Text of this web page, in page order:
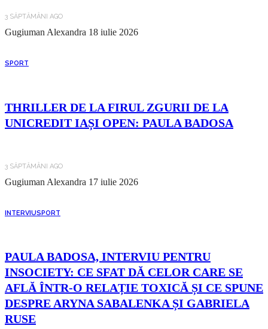
3 SĂPTĂMÂNI AGO
Gugiuman Alexandra 18 iulie 2026
SPORT
THRILLER DE LA FIRUL ZGURII DE LA
UNICREDIT IAȘI OPEN: PAULA BADOSA
3 SĂPTĂMÂNI AGO
Gugiuman Alexandra 17 iulie 2026
INTERVIUSPORT
PAULA BADOSA, INTERVIU PENTRU
INSOCIETY: CE SFAT DĂ CELOR CARE SE
AFLĂ ÎNTR-O RELAȚIE TOXICĂ ȘI CE SPUNE
DESPRE ARYNA SABALENKA ȘI GABRIELA
RUSE